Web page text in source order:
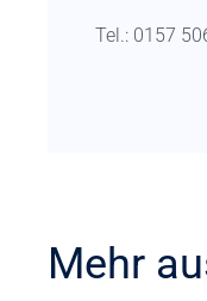
Tel.: 0157
Mehr